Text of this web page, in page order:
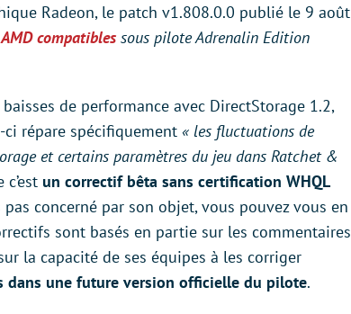
Radeon, le patch v1.808.0.0 publié le 9 août
compatibles sous pilote Adrenalin Edition
de performance avec DirectStorage 1.2,
répare spécifiquement « les fluctuations de
et certains paramètres du jeu dans Ratchet &
un correctif bêta sans certification WHQL
pas concerné par son objet, vous pouvez vous en
sont basés en partie sur les commentaires
la capacité de ses équipes à les corriger
dans une future version officielle du pilote.